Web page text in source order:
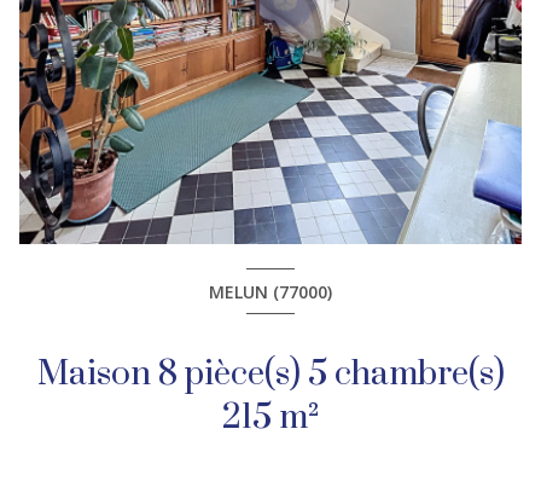
MELUN (77000)
Maison 8 pièce(s) 5 chambre(s)
215 m²